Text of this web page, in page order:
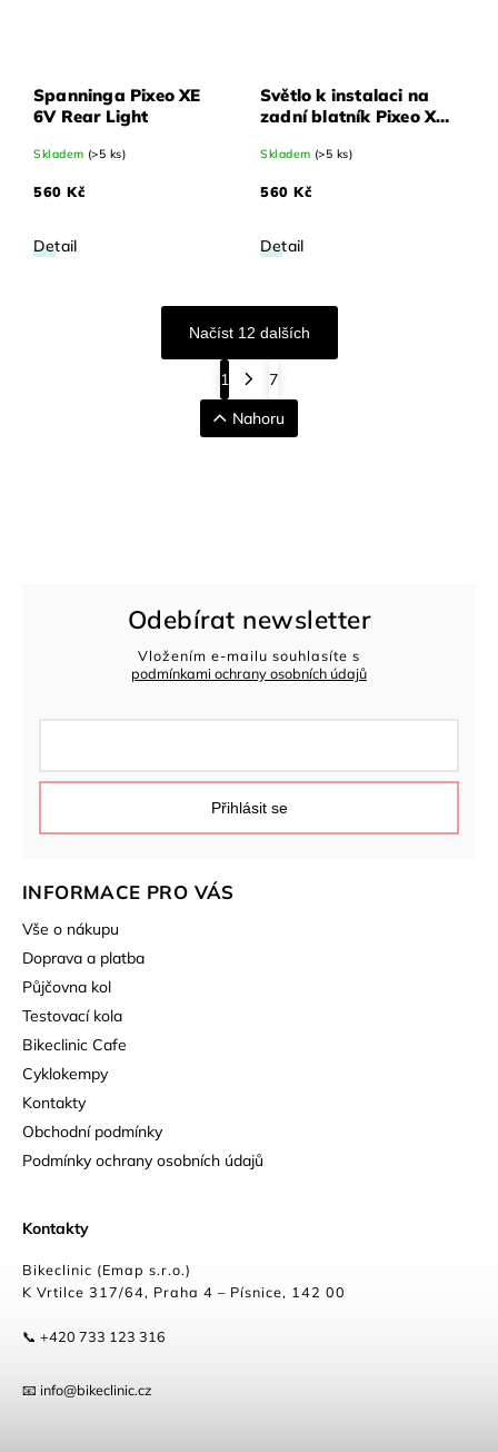
Spanninga Pixeo XE
6V Rear Light
Skladem (>5 ks)
560 Kč
Detail
Světlo k instalaci na
zadní blatník Pixeo XD
Skladem (>5 ks)
560 Kč
Detail
Načíst 12 dalších
1
7
Nahoru
INFORMACE PRO VÁS
Vše o nákupu
Doprava a platba
Půjčovna kol
Testovací kola
Bikeclinic Cafe
Cyklokempy
Kontakty
Obchodní podmínky
Podmínky ochrany osobních údajů
Kontakty
Bikeclinic (Emap s.r.o.)
K Vrtilce 317/64, Praha 4 – Písnice, 142 00
📞 +420 733 123 316
📧 info@bikeclinic.cz
Odebírat newsletter
Vložením e-mailu souhlasíte s
podmínkami ochrany osobních údajů
Přihlásit se